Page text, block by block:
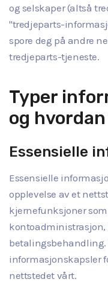
og selskaper (altså
"tredjeparts-
spore deg på andre
tredjeparts-tjeneste.
Typer
og
Essensielle
Essensielle
opplevelse av et
kjernefunksjoner
betalingsbehandling.
informasjonskapsler
nettstedet vårt.